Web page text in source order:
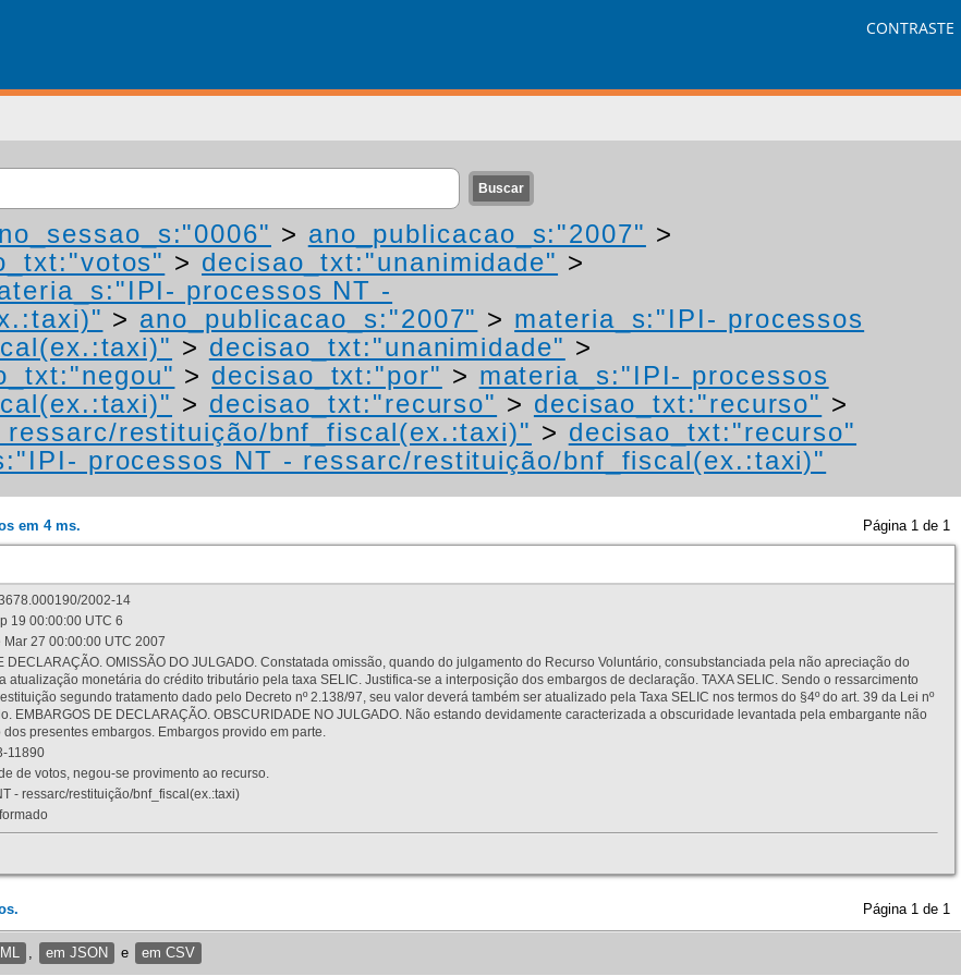
CONTRASTE
> ano_publicacao_s:"2007" >
> decisao_txt:"unanimidade" >
processos NT -
> ano_publicacao_s:"2007" > materia_s:"IPI- processos
> decisao_txt:"unanimidade" >
> decisao_txt:"por" > materia_s:"IPI- processos
> decisao_txt:"recurso" > decisao_txt:"recurso" >
restituição/bnf_fiscal(ex.:taxi)" > decisao_txt:"recurso"
processos NT - ressarc/restituição/bnf_fiscal(ex.:taxi)"
em 4 ms. Página 1 de 1
2002-14
19 00:00:00 UTC 6
Mar 27 00:00:00 UTC 2007
DECLARAÇÃO. OMISSÃO DO JULGADO. Constatada omissão, quando do julgamento do Recurso Voluntário, consubstanciada pela não apreciação do
atualização monetária do crédito tributário pela taxa SELIC. Justifica-se a interposição dos embargos de declaração. TAXA SELIC. Sendo o ressarcimento
segundo tratamento dado pelo Decreto nº 2.138/97, seu valor deverá também ser atualizado pela Taxa SELIC nos termos do §4º do art. 39 da Lei nº
EMBARGOS DE DECLARAÇÃO. OBSCURIDADE NO JULGADO. Não estando devidamente caracterizada a obscuridade levantada pela embargante não
presentes embargos. Embargos provido em parte.
11890
de votos, negou-se provimento ao recurso.
- ressarc/restituição/bnf_fiscal(ex.:taxi)
Página 1 de 1
em JSON e em CSV